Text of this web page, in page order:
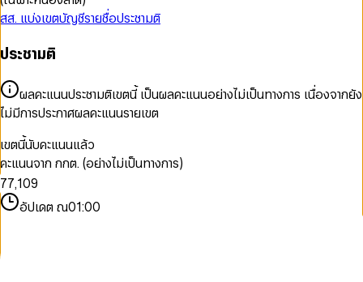
สส. แบ่งเขตบัญชีรายชื่อประชามติ
ประชามติ
ผลคะแนนประชามติเขตนี้ เป็นผลคะแนนอย่างไม่เป็นทางการ เนื่องจากยัง
ไม่มีการประกาศผลคะแนนรายเขต
เขตนี้นับคะแนนแล้ว
คะแนนจาก กกต. (อย่างไม่เป็นทางการ)
0
1
2
3
4
5
6
7
8
9
0
1
2
3
4
5
6
7
8
9
,
0
1
2
3
0
1
2
0
1
3
4
5
6
7
8
9
อัปเดต ณ01:00